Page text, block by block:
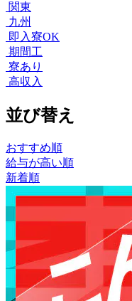
関東
九州
即入寮OK
期間工
寮あり
高収入
並び替え
おすすめ順
給与が高い順
新着順